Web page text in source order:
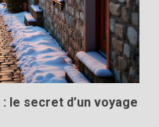
le secret d’un voyage